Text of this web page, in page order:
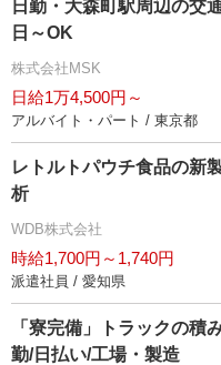
日勤・大森町駅周辺の交
日～OK
株式会社MSK
日給1万4,500円～
アルバイト・パート / 東京都
レトルトパウチ食品の新
析
WDB株式会社
時給1,700円～1,740円
派遣社員 / 愛知県
「寮完備」トラックの積
勤/日払い/工場・製造